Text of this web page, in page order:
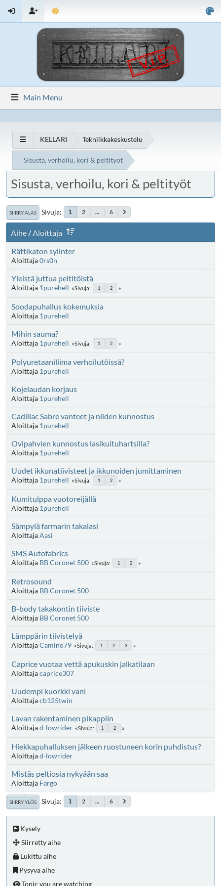
Main Menu
KELLARI Tekniikkakeskustelu
Sisusta, verhoilu, kori & peltityöt
Sisusta, verhoilu, kori & peltityöt
SIIRRY ALAS Sivuja 1 2 ... 6
Aihe/Aloittaja
Rättikaton sylinter
Aloittaja0rs0n
Yleistä juttua peltitöistä
Aloittaja 1purehell Sivuja 1 2
Soodapuhallus kokemuksia
Aloittaja 1purehell
Mihin sauma?
Aloittaja 1purehell Sivuja 1 2
Polyuretaaniliima verhoilutöissä?
Aloittaja 1purehell
Kojelaudan korjaus
Aloittaja 1purehell
Cadillac Sabre vanteet ja niiden kunnostus
Aloittaja 1purehell
Ovipahvien kunnostus lasikuituhartsilla?
Aloittaja 1purehell
Uudet ikkunatiivisteet ja ikkunoiden jumittaminen
Aloittaja 1purehell Sivuja 1 2
Kumitulppa vuotoreijällä
Aloittaja 1purehell
Sämpylä farmarin takalasi
AloittajaAasi
SMS Autofabrics
Aloittaja BB Coronet 500 Sivuja 1 2
Retrosound
Aloittaja BB Coronet 500
B-body takakontin tiiviste
Aloittaja BB Coronet 500
Lämppärin tiivistelyä
AloittajaCamino79 Sivuja 1 2 3
Caprice vuotaa vettä apukuskin jalkatilaan
Aloittajacaprice307
Uudempi kuorkki vani
Aloittajacb125twin
Lavan rakentaminen pikappiin
Aloittajad-lowrider Sivuja 1 2
Hiekkapuhalluksen jälkeen ruostuneen korin puhdistus?
Aloittajad-lowrider
Mistäs peltiosia nykyään saa
Aloittaja Fargo
SIIRRY YLÖS Sivuja 1 2 ... 6
Kysely
Siirretty aihe
Lukittu aihe
Pysyvä aihe
Topic you are watching